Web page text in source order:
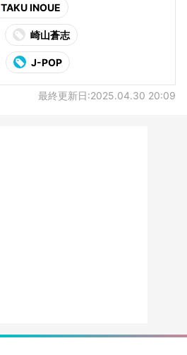
TAKU INOUE
崎山蒼志
J-POP
最終更新日:2025.04.30 20:09